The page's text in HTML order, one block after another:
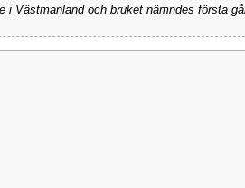
i Västmanland och bruket nämndes första